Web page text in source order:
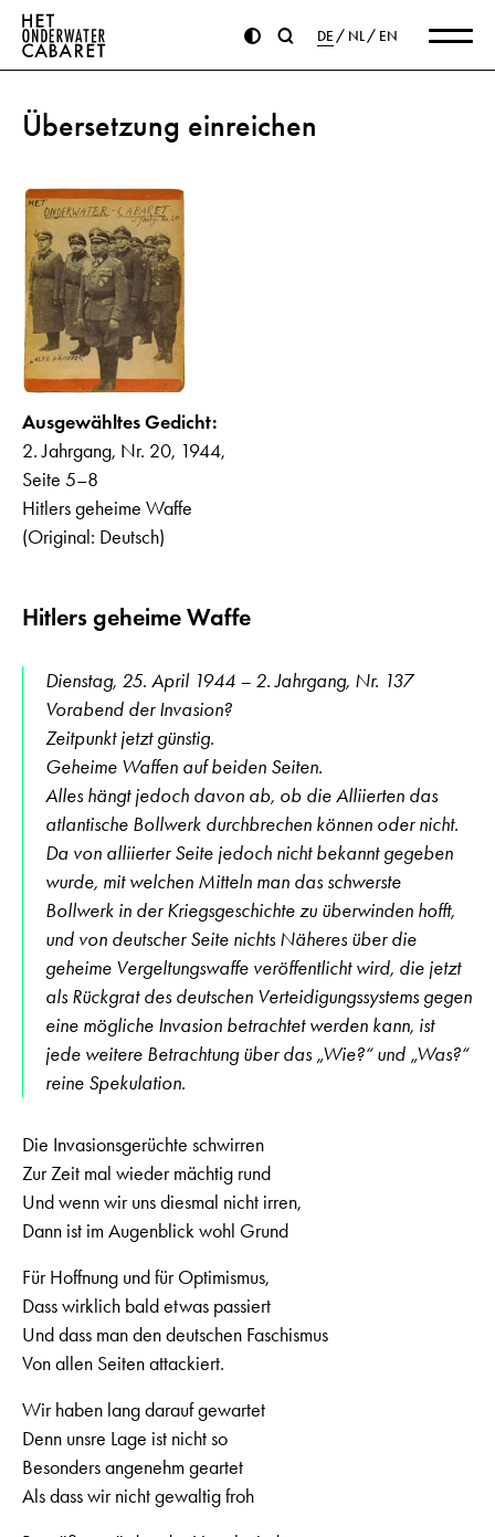
DE NL EN
Übersetzung einreichen
Ausgewähltes Gedicht:
2. Jahrgang, Nr. 20, 1944,
Seite 5–8
Hitlers geheime Waffe
(Original: Deutsch)
Hitlers geheime Waffe
Dienstag, 25. April 1944 – 2. Jahrgang, Nr. 137
Vorabend der Invasion?
Zeitpunkt jetzt günstig.
Geheime Waffen auf beiden Seiten.
Alles hängt jedoch davon ab, ob die Alliierten das
atlantische Bollwerk durchbrechen können oder nicht.
Da von alliierter Seite jedoch nicht bekannt gegeben
wurde, mit welchen Mitteln man das schwerste
Bollwerk in der Kriegsgeschichte zu überwinden hofft,
und von deutscher Seite nichts Näheres über die
geheime Vergeltungswaffe veröffentlicht wird, die jetzt
als Rückgrat des deutschen Verteidigungssystems gegen
eine mögliche Invasion betrachtet werden kann, ist
jede weitere Betrachtung über das „Wie?“ und „Was?“
reine Spekulation.
Die Invasionsgerüchte schwirren
Zur Zeit mal wieder mächtig rund
Und wenn wir uns diesmal nicht irren,
Dann ist im Augenblick wohl Grund
Für Hoffnung und für Optimismus,
Dass wirklich bald etwas passiert
Und dass man den deutschen Faschismus
Von allen Seiten attackiert.
Wir haben lang darauf gewartet
Denn unsre Lage ist nicht so
Besonders angenehm geartet
Als dass wir nicht gewaltig froh